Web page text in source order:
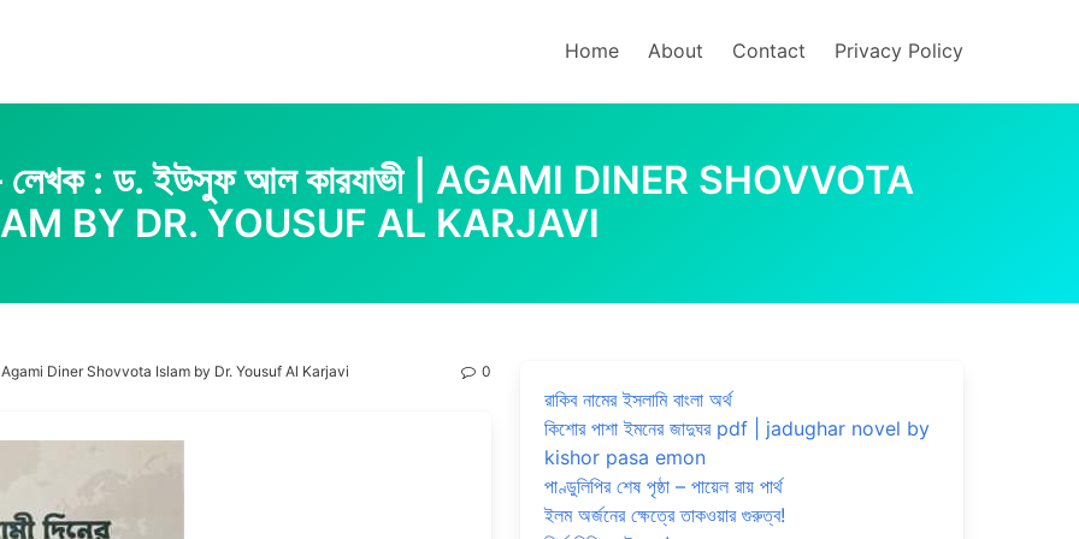
Home About Contact Privacy Policy
– লেখক : ড. ইউসুফ আল কারযাভী | AGAMI DINER SHOVVOTA
BY DR. YOUSUF AL KARJAVI
| Agami Diner Shovvota Islam by Dr. Yousuf Al Karjavi 0
রাকিব নামের ইসলামি বাংলা অর্থ
কিশোর পাশা ইমনের জাদুঘর pdf | jadughar novel by
kishor pasa emon
পাণ্ডুলিপির শেষ পৃষ্ঠা – পায়েল রায় পার্থ
ইলম অর্জনের ক্ষেত্রে তাকওয়ার গুরুত্ব!